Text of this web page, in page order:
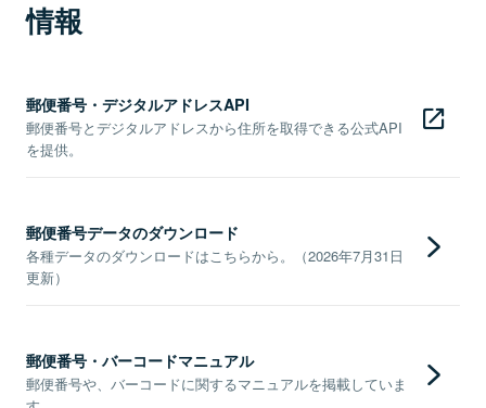
情報
郵便番号・デジタルアドレスAPI
郵便番号とデジタルアドレスから住所を取得できる公式API
を提供。
郵便番号データのダウンロード
各種データのダウンロードはこちらから。（2026年7月31日
更新）
郵便番号・バーコードマニュアル
郵便番号や、バーコードに関するマニュアルを掲載していま